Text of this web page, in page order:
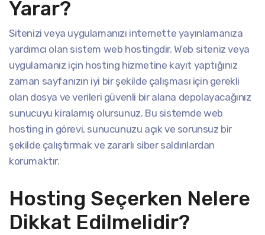
Yarar?
Sitenizi veya uygulamanızı internette yayınlamanıza
yardımcı olan sistem web hostingdir. Web siteniz veya
uygulamanız için hosting hizmetine kayıt yaptığınız
zaman sayfanızın iyi bir şekilde çalışması için gerekli
olan dosya ve verileri güvenli bir alana depolayacağınız
sunucuyu kiralamış olursunuz. Bu sistemde web
hosting in görevi, sunucunuzu açık ve sorunsuz bir
şekilde çalıştırmak ve zararlı siber saldırılardan
korumaktır.
Hosting Seçerken Nelere
Dikkat Edilmelidir?